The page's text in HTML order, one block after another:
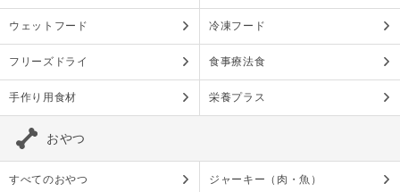
ウェットフード 冷凍フード
フリーズドライ 食事療法食
手作り用食材 栄養プラス
おやつ
すべてのおやつ ジャーキー（肉・魚）